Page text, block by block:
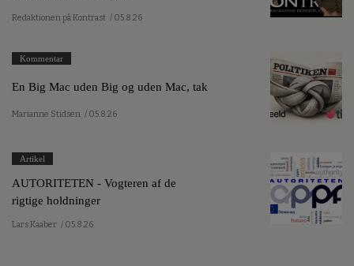
Redaktionen på Kontrast / 05.8.26
Kommentar
En Big Mac uden Big og uden Mac, tak
Marianne Stidsen / 05.8.26
Artikel
AUTORITETEN - Vogteren af de
rigtige holdninger
Lars Kaaber / 05.8.26